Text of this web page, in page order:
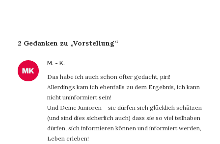
2 Gedanken zu „Vorstellung“
M. - K.
Das habe ich auch schon öfter gedacht, piri!
Allerdings kam ich ebenfalls zu dem Ergebnis, ich kann
nicht uninformiert sein!
Und Deine Junioren – sie dürfen sich glücklich schätzen
(und sind dies sicherlich auch) dass sie so viel teilhaben
dürfen, sich informieren können und informiert werden,
Leben erleben!